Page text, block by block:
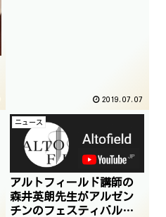
2019.07.07
ニュース
アルトフィールド講師の
森井英朗先生がアルゼン
チンのフェスティバルに